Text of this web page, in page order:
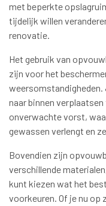
met beperkte
tijdelijk willen
renovatie.
Het gebruik van
zijn voor het
naar binnen
onverwachte vorst,
gewassen verlengt en
Bovendien zijn
verschillende
kunt kiezen wat het
voorkeuren. Of je nu op